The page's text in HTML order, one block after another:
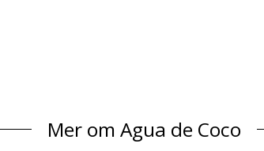
Mer om Agua de Coco